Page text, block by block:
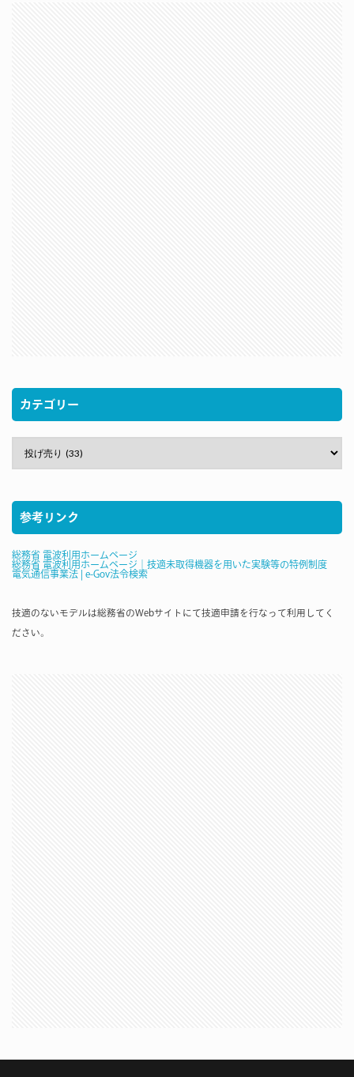
カテゴリー
参考リンク
総務省 電波利用ホームページ
総務省 電波利用ホームページ｜技適未取得機器を用いた実験等の特例制度
電気通信事業法 | e-Gov法令検索
技適のないモデルは総務省のWebサイトにて技適申請を行なって利用してく
ださい。